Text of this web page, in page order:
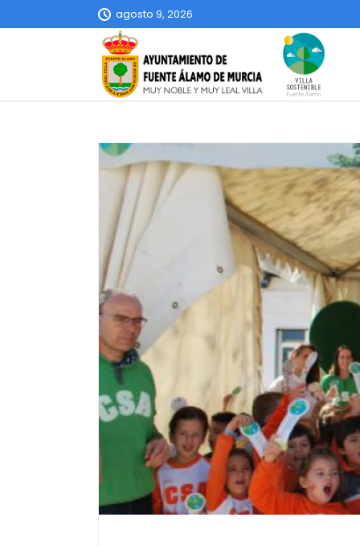
agosto 9, 2026